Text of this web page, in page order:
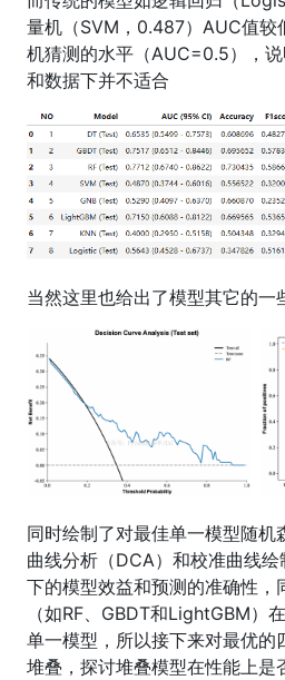
量机（SVM，0.487）AUC值较
机猜测的水平（AUC=0.5），
和数据下并不适合
当然这里也给出了模型其它的一
同时绘制了对最佳单一模型随机
曲线分析（DCA）和校准曲线
下的模型效益和预测的准确性，
（如RF、GBDT和LightGBM）
单一模型，所以接下来对最优的
堆叠，探讨堆叠模型在性能上是